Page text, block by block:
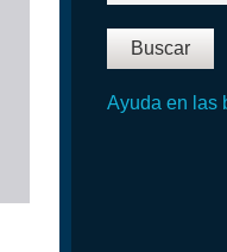
Ayuda en las